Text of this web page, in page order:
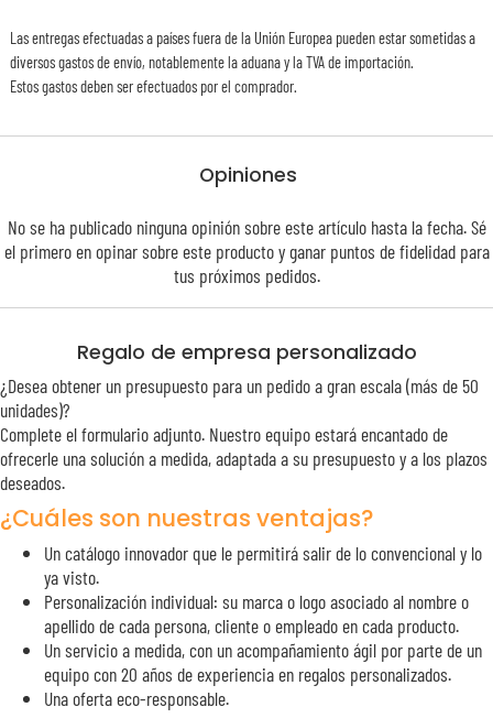
Opiniones
No se ha publicado ninguna opinión sobre este artículo hasta la fecha. Sé
el primero en opinar sobre este producto y ganar puntos defidelidadpara
tus próximos pedidos.
Las entregas efectuadas a países fuera de la Unión Europea pueden estar sometidas a
diversos gastos de envío, notablemente la aduana y la TVA de importación.
Estos gastos deben ser efectuados por el comprador.
Regalo de empresa personalizado
¿Desea obtener un presupuesto para un pedido a gran escala (más de 50
unidades)?
Complete el formulario adjunto. Nuestro equipo estará encantado de
ofrecerle una solución a medida, adaptada a su presupuesto y a los plazos
deseados.
¿Cuáles son nuestras ventajas?
Un catálogo innovador que le permitirá salir de lo convencional y lo
ya visto.
Personalización individual: su marca o logo asociado al nombre o
apellido de cada persona, cliente o empleado en cada producto.
Un servicio a medida, con un acompañamiento ágil por parte de un
equipo con 20 años de experiencia en regalos personalizados.
Una oferta eco-responsable.